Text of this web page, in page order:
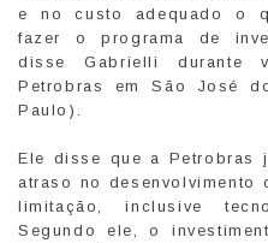
e no custo adequado o
fazer o programa de
disse Gabrielli durante
Petrobras em São José
Paulo).
Ele disse que a Petrobras
atraso no desenvolvimento
limitação, inclusive
Segundo ele, o